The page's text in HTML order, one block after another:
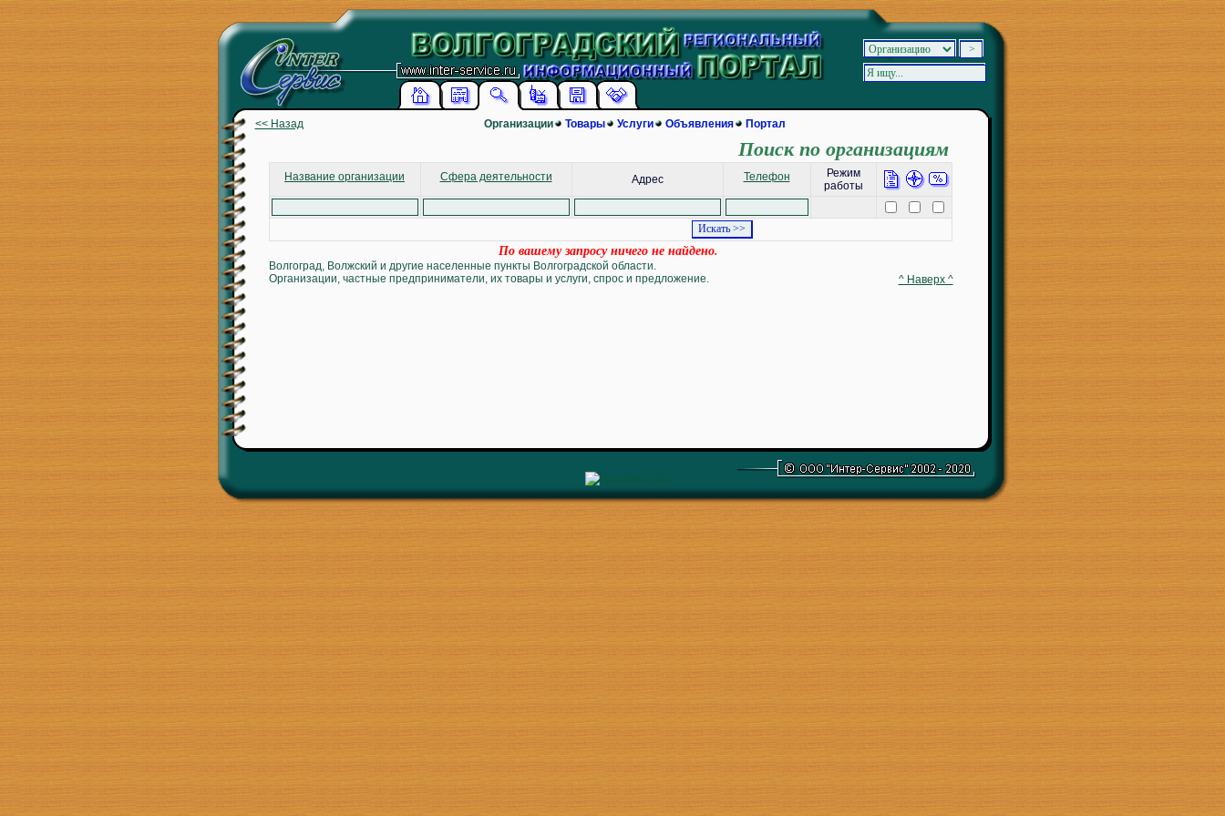
<< Назад Организации Товары Услуги Объявления Портал
Поиск по организациям
Название организации Сфера деятельности Адрес Телефон
Режим
работы
По вашему запросу ничего не найдено.
Волгоград, Волжский и другие населенные пункты Волгоградской области.
Организации, частные предприниматели, их товары и услуги, спрос и предложение.
^ Наверх ^